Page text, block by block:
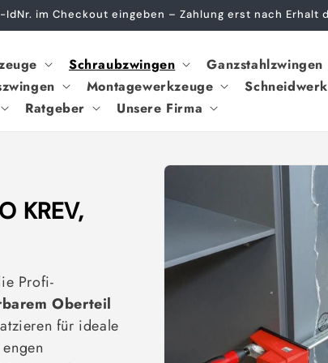
im Checkout eingeben – Zahlung erst nach Erhalt
Schraubzwingen
Ganzstahlzwingen
Montagewerkzeuge
Ratgeber Unsere Firma
KREV,
Profi-
Oberteil
für ideale